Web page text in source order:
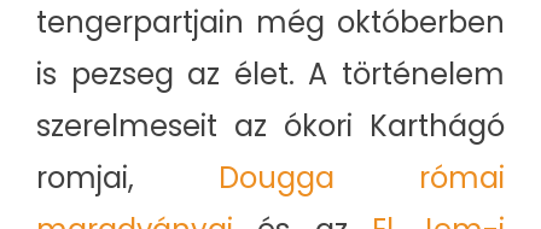
tengerpartjain még októberben
is pezseg az élet. A történelem
szerelmeseit az ókori Karthágó
romjai, Dougga római